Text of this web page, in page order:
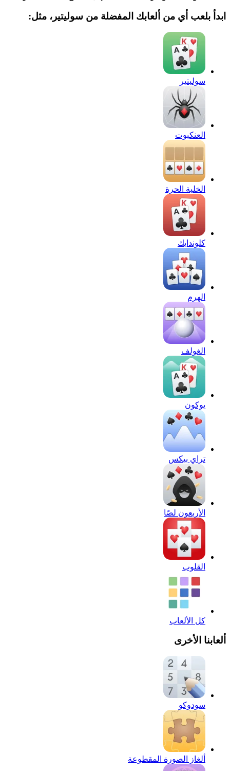
ابدأ بلعب أي من ألعابك المفضلة من سوليتير، مثل:
سوليتير
العنكبوت
الخلية الحرة
كلوندايك
الهرم
الغولف
يوكون
تراي بيكس
الأربعون لصًا
القلوب
كل الألعاب
ألعابنا الأخرى
سودوكو
ألغاز الصورة المقطوعة